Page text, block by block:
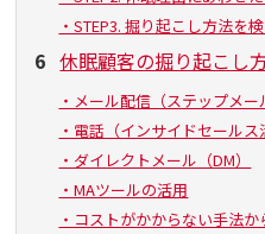
・STEP3. 掘り起こし方法を
6 休眠顧客の掘り起こし
・メール配信（ステップメー
・電話（インサイドセールス
・ダイレクトメール（DM）
・MAツールの活用
・コストがかからない手法